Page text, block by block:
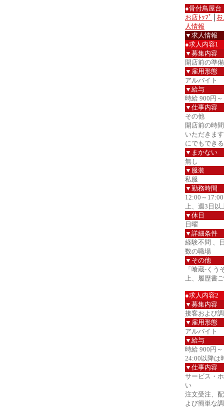
●骨付鳥屋
お店ﾄｯﾌﾟ
人情報
▼求人情報
●求人内容1
▼募集内容
開店前の準
▼雇用形態
アルバイト
▼給与
時給 900円～
▼仕事内容
その他
開店前の時
いただきま
にでもでき
▼まかない
無し
▼服装
私服
▼勤務時間
12:00～
上、週3日以
▼休日
日曜
▼詳細条件
経験不問 、
数の職場
▼その他
「喰蔵-くう
上、履歴書
●求人内容2
▼募集内容
接客および
▼雇用形態
アルバイト
▼給与
時給 900円～
24:00以降は
▼仕事内容
サービス・
い
注文受注、
よび簡単な